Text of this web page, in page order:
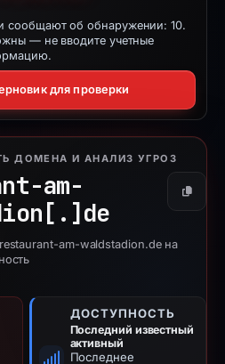
сообщают об обнаружении: 10.
— не вводите учетные
для проверки
ДОМЕНА И АНАЛИЗ УГРОЗ
am-
de
am-waldstadion.de на
ДОСТУПНОСТЬ
Последний известный
активный
Последнее